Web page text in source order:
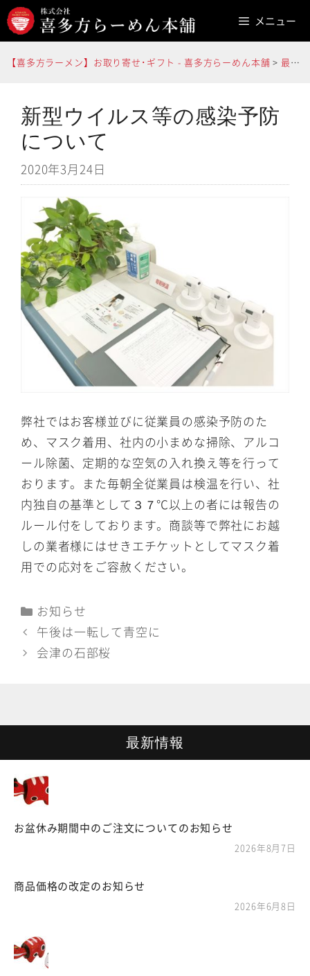
コ
ン
メニュー
【喜多方ラーメン】お取り寄せ･ギフト - 喜多方らーめん本舗 > 最新情報
新型ウイルス等の感染予防
について
2020年3月24日
弊社ではお客様並びに従業員の感染予防のた
め、マスク着用、社内の小まめな掃除、アルコ
ール除菌、定期的な空気の入れ換え等を行って
おります。また毎朝全従業員は検温を行い、社
内独自の基準として３７℃以上の者には報告の
ルール付をしております。商談等で弊社にお越
しの業者様にはせきエチケットとしてマスク着
用での応対をご容赦ください。
カ
テ
ゴ
リ
お知らせ
午後は一転して青空に
会津の石部桜
最新情報
お盆休み期間中のご注文についてのお知らせ
2026年8月7日
商品価格の改定のお知らせ
2026年6月8日